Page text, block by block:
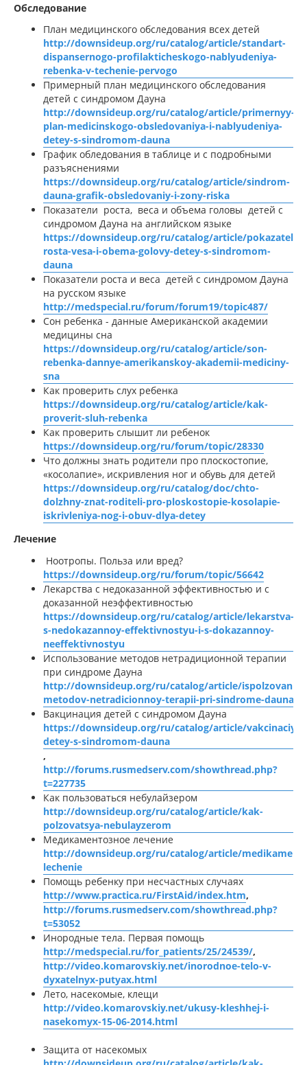
е
Обследование
План медицинского обследования всех детей
http://downsideup.org/ru/catalog/article/standart-
dispansernogo-profilakticheskogo-nablyudeniya-
rebenka-v-techenie-pervogo
Примерный план медицинского обследования
детей с синдромом Дауна
http://downsideup.org/ru/catalog/article/primernyy-
plan-medicinskogo-obsledovaniya-i-nablyudeniya-
detey-s-sindromom-dauna
График обледования в таблице и с подробными
разъяснениями
https://downsideup.org/ru/catalog/article/sindrom-
dauna-grafik-obsledovaniy-i-zony-riska
Показатели роста, веса и объема головы детей с
синдромом Дауна на английском языке
https://downsideup.org/ru/catalog/article/pokazateli-
rosta-vesa-i-obema-golovy-detey-s-sindromom-
dauna
Показатели роста и веса детей с синдромом Дауна
на русском языке
http://medspecial.ru/forum/forum19/topic487/
Сон ребенка - данные Американской академии
медицины сна
https://downsideup.org/ru/catalog/article/son-
rebenka-dannye-amerikanskoy-akademii-mediciny-
sna
Как проверить слух ребенка
https://downsideup.org/ru/catalog/article/kak-
proverit-sluh-rebenka
Как проверить слышит ли ребенок
https://downsideup.org/ru/forum/topic/28330
Что должны знать родители про плоскостопие,
«косолапие», искривления ног и обувь для детей
https://downsideup.org/ru/catalog/doc/chto-
dolzhny-znat-roditeli-pro-ploskostopie-kosolapie-
iskrivleniya-nog-i-obuv-dlya-detey
Лечение
Ноотропы. Польза или вред?
https://downsideup.org/ru/forum/topic/56642
Лекарства с недоказанной эффективностью и с
доказанной неэффективностью
https://downsideup.org/ru/catalog/article/lekarstva-
s-nedokazannoy-effektivnostyu-i-s-dokazannoy-
neeffektivnostyu
Использование методов нетрадиционной терапии
при синдроме Дауна
http://downsideup.org/ru/catalog/article/ispolzovanie-
metodov-netradicionnoy-terapii-pri-sindrome-dauna
Вакцинация детей с синдромом Дауна
https://downsideup.org/ru/catalog/article/vakcinaciya-
detey-s-sindromom-dauna
,
http://forums.rusmedserv.com/showthread.php?
t=227735
Как пользоваться небулайзером
http://downsideup.org/ru/catalog/article/kak-
polzovatsya-nebulayzerom
Медикаментозное лечение
http://downsideup.org/ru/catalog/article/
lechenie
Помощь ребенку при несчастных случаях
http://www.practica.ru/FirstAid/index.htm,
http://forums.rusmedserv.com/showthread.php?
t=53052
Инородные тела. Первая помощь
http://medspecial.ru/for_patients/25/24539/,
http://video.komarovskiy.net/inorodnoe-telo-v-
dyxatelnyx-putyax.html
Лето, насекомые, клещи
http://video.komarovskiy.net/ukusy-kleshhej-i-
nasekomyx-15-06-2014.html
Защита от насекомых